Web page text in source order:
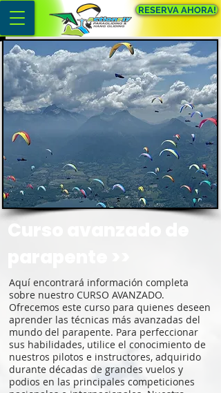
RESERVA AHORA!
Aquí encontrará información completa
sobre nuestro CURSO AVANZADO.
Ofrecemos este curso para quienes deseen
aprender las técnicas más avanzadas del
mundo del parapente. Para perfeccionar
sus habilidades, utilice el conocimiento de
nuestros pilotos e instructores, adquirido
durante décadas de grandes vuelos y
podios en las principales competiciones